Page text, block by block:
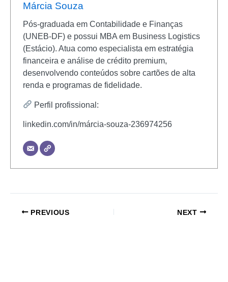
Márcia Souza
Pós-graduada em Contabilidade e Finanças
(UNEB-DF) e possui MBA em Business Logistics
(Estácio). Atua como especialista em estratégia
financeira e análise de crédito premium,
desenvolvendo conteúdos sobre cartões de alta
renda e programas de fidelidade.
Perfil profissional:
linkedin.com/in/márcia-souza-236974256
PREVIOUS NEXT